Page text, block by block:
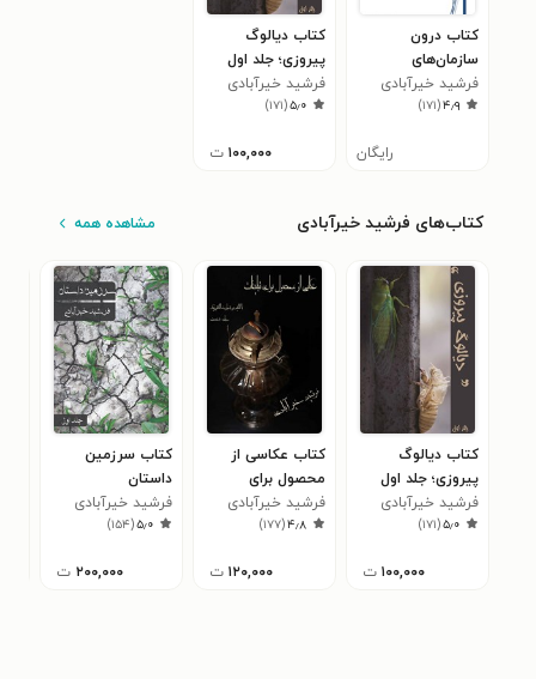
کتاب درون
سازمان‌های
دیجیتالی چه
می‌گذرد؟
فرشید خیرآبادی
۴٫۹(۱۷۱)
رایگان
کتاب دیالوگ
پیروزی؛ جلد اول
فرشید خیرآبادی
۵٫۰(۱۷۱)
۱۰۰,۰۰۰ ت
کتاب‌های فرشید خیرآبادی مشاهده همه
کتاب دیالوگ
پیروزی؛ جلد اول
فرشید خیرآبادی
۵٫۰(۱۷۱)
۱۰۰,۰۰۰ ت
کتاب عکاسی از
محصول برای
تبلیغات
فرشید خیرآبادی
۴٫۸(۱۷۷)
۱۲۰,۰۰۰ ت
کتاب سرزمین
داستان
فرشید خیرآبادی
۵٫۰(۱۵۴)
۲۰۰,۰۰۰ ت